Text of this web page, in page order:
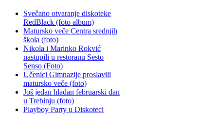
Svečano otvaranje diskoteke
RedBlack (foto album)
Matursko veče Centra srednjih
škola (foto)
Nikola i Marinko Rokvić
nastupili u restoranu Sesto
Senso (Foto)
Učenici Gimnazije proslavili
matursko veče (foto)
Još jedan hladan februarski dan
u Trebinju (foto)
Playboy Party u Diskoteci